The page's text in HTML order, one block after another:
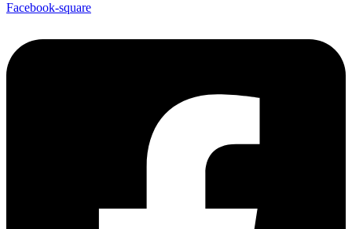
Facebook-square